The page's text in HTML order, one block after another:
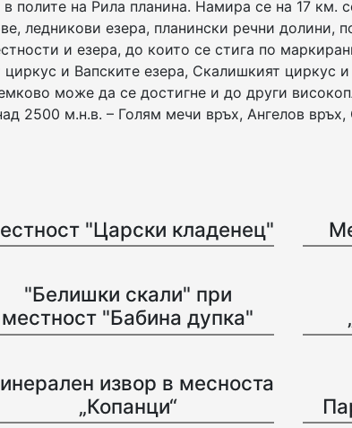
полите на Рила планина. Намира се на 17 км.
ледникови езера, планински речни долини,
и езера, до които се стига по
и Вапските езера, Скалишкият циркус
може да се достигне и до други
2500 м.н.в. – Голям мечи връх, Ангелов
"Царски кладенец"
"Белишки скали" при
местност "Бабина дупка"
извор в месноста
„Копанци“